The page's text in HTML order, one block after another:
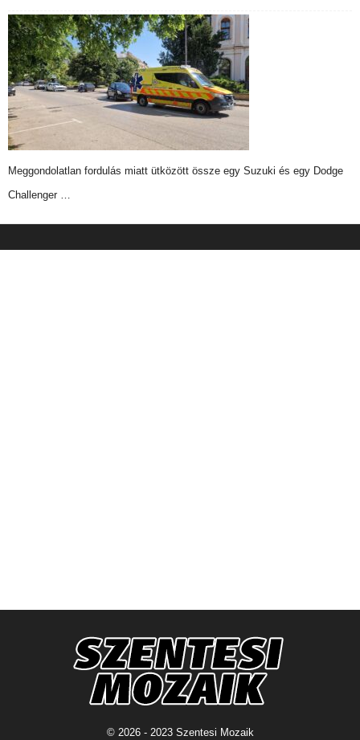
Meggondolatlan fordulás miatt ütközött össze egy Suzuki és egy Dodge
Challenger …
© 2026 - 2023 Szentesi Mozaik